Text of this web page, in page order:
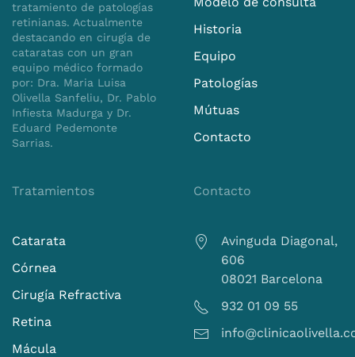
equipo quirúrgico demostró una destreza y
cuidado excepcionales.
Estoy encantado con los resultados obtenidos
después de la cirugía. Mi visión ha mejorado
de manera significativa.
¡Gracias!
tratamiento de patologías
retinianas. Actualmente
destacando en cirugía de
cataratas con un gran
equipo médico formado
por: Dra. Maria Luisa
Olivella Sanfeliu, Dr. Pablo
Infiesta Madurga y Dr.
Eduard Pedemonte
Sarrias.
Historia
Equipo
Patologías
Mútuas
Contacto
Tratamientos
Catarata
Córnea
Cirugía Refractiva
Retina
Mácula
Contacto
Avinguda Diagonal,
606
08021 Barcelona
932 01 09 55